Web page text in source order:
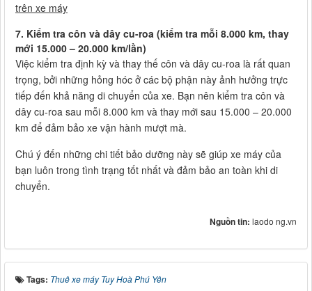
trên xe máy
7. Kiểm tra côn và dây cu-roa (kiểm tra mỗi 8.000 km, thay
mới 15.000 – 20.000 km/lần)
Việc kiểm tra định kỳ và thay thế côn và dây cu-roa là rất quan
trọng, bởi những hỏng hóc ở các bộ phận này ảnh hưởng trực
tiếp đến khả năng di chuyển của xe. Bạn nên kiểm tra côn và
dây cu-roa sau mỗi 8.000 km và thay mới sau 15.000 – 20.000
km để đảm bảo xe vận hành mượt mà.
Chú ý đến những chi tiết bảo dưỡng này sẽ giúp xe máy của
bạn luôn trong tình trạng tốt nhất và đảm bảo an toàn khi di
chuyển.
Nguồn tin: laodo ng.vn
Tags: Thuê xe máy Tuy Hoà Phú Yên